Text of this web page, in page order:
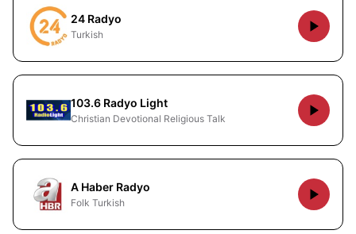
24 Radyo
Turkish
103.6 Radyo Light
Christian Devotional Religious Talk
A Haber Radyo
Folk Turkish